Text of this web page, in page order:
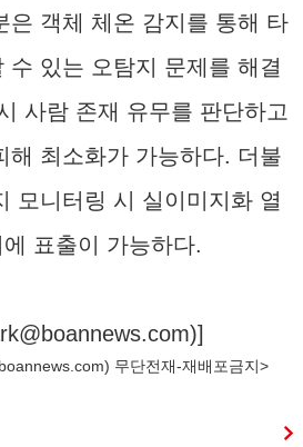
은 객체 체온 감지를 통해 타
수 있는 오탐지 문제를 해결
사람 존재 유무를 판단하고
해 최소화가 가능하다. 더불
모니터링 시 실이미지화 열
표출이 가능하다.
)]
) 무단전재-재배포금지>